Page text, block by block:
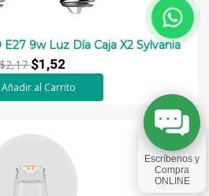
9w Luz Día Caja X2 Sylvania
$2,17$1,52
Añadir al Carrito
-30%